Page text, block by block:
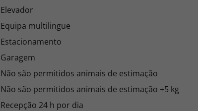
Elevador
Equipa multilingue
Estacionamento
Garagem
Não são permitidos animais de estimação
Não são permitidos animais de estimação +5 kg
Recepção 24 h por dia